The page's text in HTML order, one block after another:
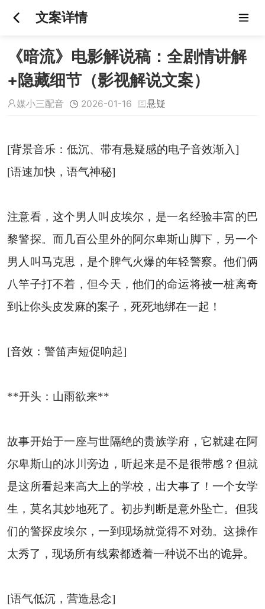
文案详情
《暗流》电影解说稿：全剧情讲解
+隐藏细节（影视解说文案）
媒小三配音 2026-01-16 悬疑
[背景音乐：低沉、带有悬疑感的电子音效渐入]
[语速加快，语气神秘]
注意看，这个男人叫皮埃尔，是一名经验丰富的巴
黎警探。而几百公里外的阿尔卑斯山脚下，另一个
男人叫马克思，是个脾气火爆的年轻警察。他们俩
八竿子打不着，但今天，他们的命运将被一桩离奇
到让你头皮发麻的案子，死死地绑在一起！
[音效：警笛声短促响起]
**开头：山雨欲来**
故事开始于一座与世隔绝的贵族学府，它就建在阿
尔卑斯山的冰川旁边，听起来是不是很带感？但就
是这所看起来高大上的学校，出大事了！一个女学
生，莫名其妙地死了。初步判断是意外坠亡。但我
们的警探皮埃尔，一到现场就觉得不对劲。这操作
太秀了，现场所有线索都透着一种说不出的诡异。
[语气低沉，营造悬念]